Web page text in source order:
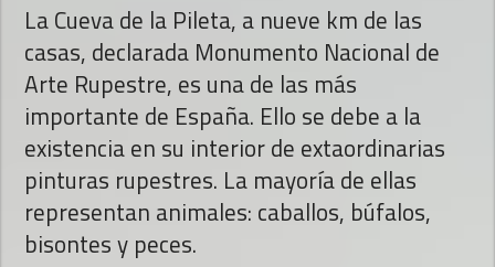
La Cueva de la Pileta, a nueve km de las
casas, declarada Monumento Nacional de
Arte Rupestre, es una de las más
importante de España. Ello se debe a la
existencia en su interior de extaordinarias
pinturas rupestres. La mayoría de ellas
representan animales: caballos, búfalos,
bisontes y peces.